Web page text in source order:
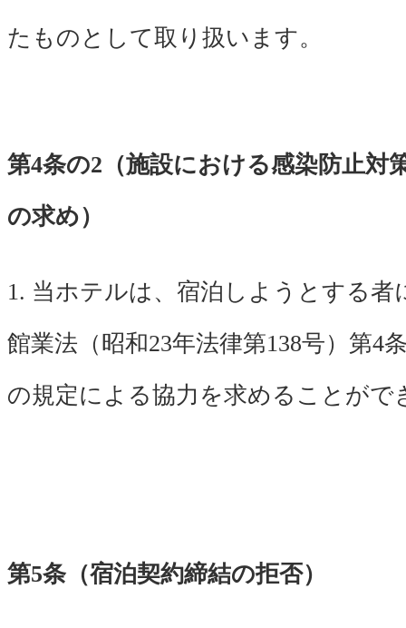
たものとして取り扱います。
第4条の2（施設における感染防止対
の求め）
1. 当ホテルは、宿泊しようとする者
館業法（昭和23年法律第138号）第4
の規定による協力を求めることがで
第5条（宿泊契約締結の拒否）